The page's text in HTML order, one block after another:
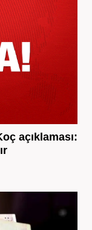
açıklaması: